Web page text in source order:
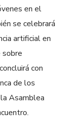
en el
se celebrará
artificial en
sobre
con
de los
Asamblea